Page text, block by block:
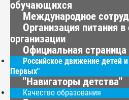
обучающихся
Международное
Организация питания
организации
Официальная
Российское движение детей
Первых"
"Навигаторы детства"
Качество образования